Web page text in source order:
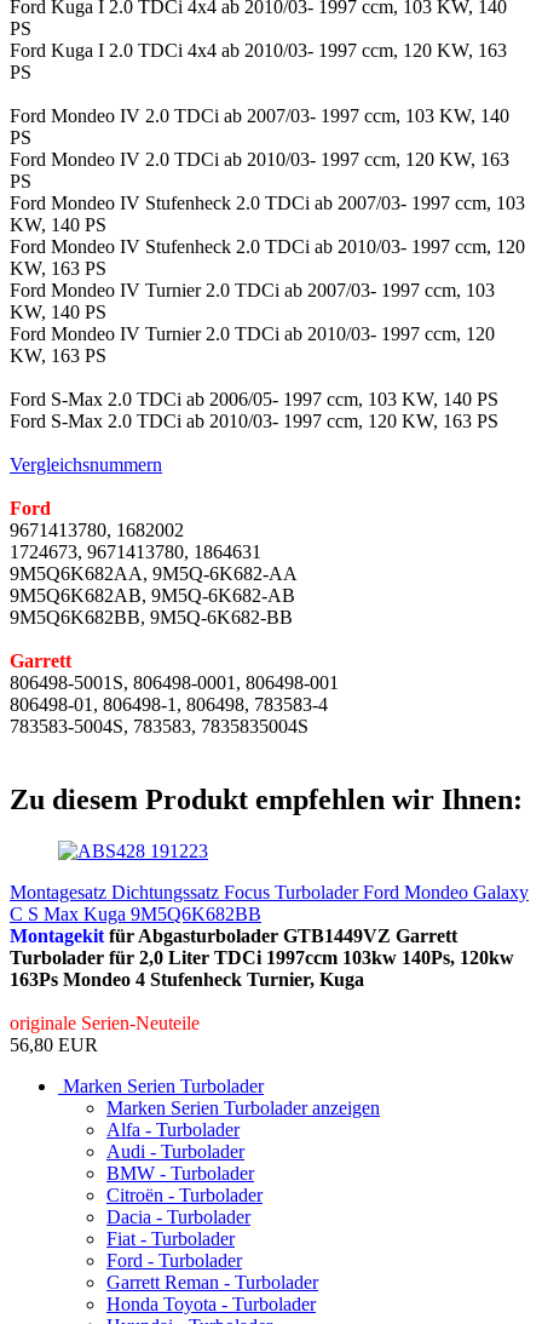
Ford Kuga I 2.0 TDCi 4x4 ab 2010/03- 1997 ccm, 103 KW, 140
PS
Ford Kuga I 2.0 TDCi 4x4 ab 2010/03- 1997 ccm, 120 KW, 163
PS
Ford Mondeo IV 2.0 TDCi ab 2007/03- 1997 ccm, 103 KW, 140
PS
Ford Mondeo IV 2.0 TDCi ab 2010/03- 1997 ccm, 120 KW, 163
PS
Ford Mondeo IV Stufenheck 2.0 TDCi ab 2007/03- 1997 ccm, 103
KW, 140 PS
Ford Mondeo IV Stufenheck 2.0 TDCi ab 2010/03- 1997 ccm, 120
KW, 163 PS
Ford Mondeo IV Turnier 2.0 TDCi ab 2007/03- 1997 ccm, 103
KW, 140 PS
Ford Mondeo IV Turnier 2.0 TDCi ab 2010/03- 1997 ccm, 120
KW, 163 PS
Ford S-Max 2.0 TDCi ab 2006/05- 1997 ccm, 103 KW, 140 PS
Ford S-Max 2.0 TDCi ab 2010/03- 1997 ccm, 120 KW, 163 PS
Vergleichsnummern
Ford
9671413780, 1682002
1724673, 9671413780, 1864631
9M5Q6K682AA, 9M5Q-6K682-AA
9M5Q6K682AB, 9M5Q-6K682-AB
9M5Q6K682BB, 9M5Q-6K682-BB
Garrett
806498-5001S, 806498-0001, 806498-001
806498-01, 806498-1, 806498, 783583-4
783583-5004S, 783583, 7835835004S
Zu diesem Produkt empfehlen wir Ihnen:
Montagesatz Dichtungssatz Focus Turbolader Ford Mondeo Galaxy
C S Max Kuga 9M5Q6K682BB
Montagekit für Abgasturbolader GTB1449VZ Garrett
Turbolader für 2,0 Liter TDCi 1997ccm 103kw 140Ps, 120kw
163Ps Mondeo 4 Stufenheck Turnier, Kuga
originale Serien-Neuteile
56,80 EUR
Marken Serien Turbolader
Marken Serien Turbolader anzeigen
Alfa - Turbolader
Audi - Turbolader
BMW - Turbolader
Citroën - Turbolader
Dacia - Turbolader
Fiat - Turbolader
Ford - Turbolader
Garrett Reman - Turbolader
Honda Toyota - Turbolader